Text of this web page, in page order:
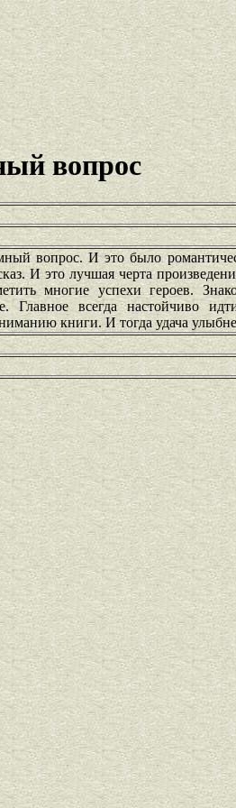
вопрос
вопрос. И это было
И это лучшая черта
многие успехи героев.
Главное всегда настойчиво
книги. И тогда удача